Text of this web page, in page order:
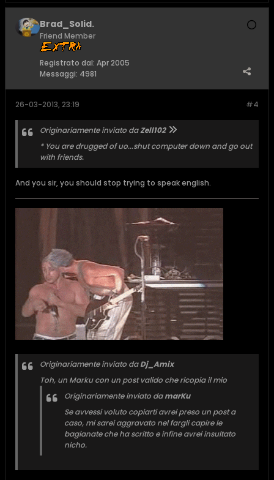
Brad_Solid.
Friend Member
Registrato dal: Apr 2005
Messaggi: 4981
#4
26-03-2013, 23:19
Originariamente inviato daZell102
* You are drugged of uo...shut computer down and go out
with friends.
And you sir, you should stop trying to speak english.
Originariamente inviato daDj_Amix
Toh, un Marku con un post valido che ricopia il mio
Originariamente inviato damarKu
Se avvessi voluto copiarti avrei preso un post a
caso, mi sarei aggravato nel fargli capire le
bagianate che ha scritto e infine avrei insultato
nicho.